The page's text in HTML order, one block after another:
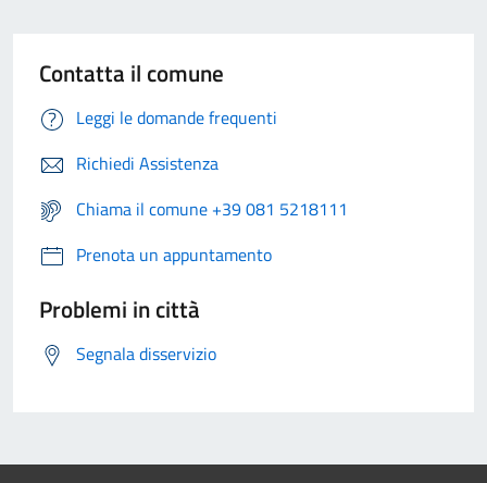
Contatta il comune
Leggi le domande frequenti
Richiedi Assistenza
Chiama il comune +39 081 5218111
Prenota un appuntamento
Problemi in città
Segnala disservizio